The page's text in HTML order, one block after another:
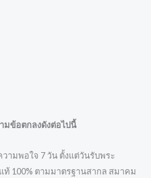
มข้อตกลงดังต่อไปนี้
ามพอใจ 7 วัน ตั้งแต่วันรับพระ
100% ตามมาตรฐานสากล สมาคม